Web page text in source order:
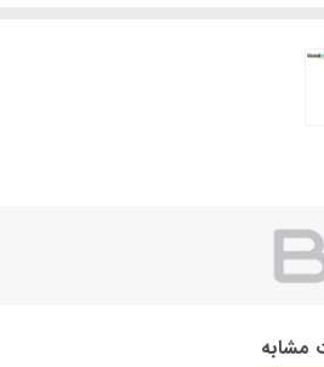
مشابه